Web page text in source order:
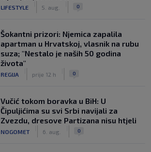
LIFESTYLE 5. aug. 0
Šokantni prizori: Njemica zapalila
apartman u Hrvatskoj, vlasnik na rubu
suza; "Nestalo je naših 50 godina
života"
REGIJA prije 12 h 0
Vučić tokom boravka u BiH: U
Čipuljićima su svi Srbi navijali za
Zvezdu, dresove Partizana nisu htjeli
NOGOMET 6. aug. 0